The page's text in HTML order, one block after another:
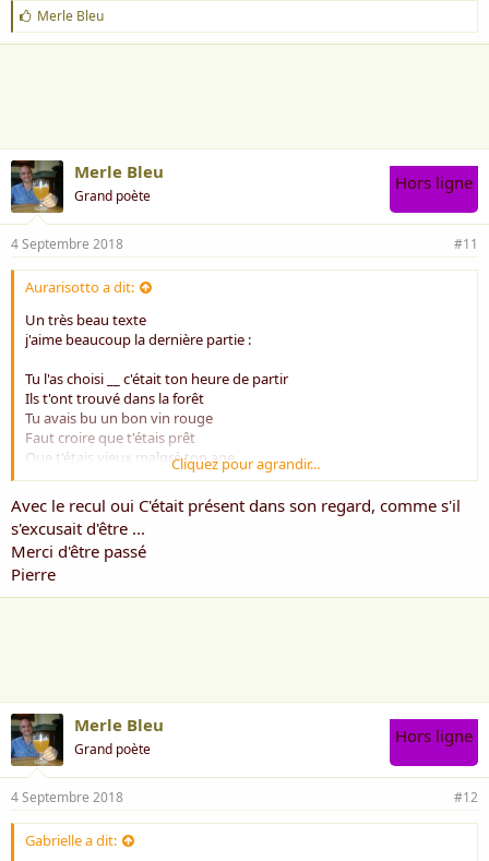
Il y a des gens qui savent déjà qu'ils sont partis
J
'
a
Merle Bleu
Merle Bleu
Grand poète
Hors ligne
4 Septembre 2018 #11
Aurarisotto a dit:
Un très beau texte
j'aime beaucoup la dernière partie :
Tu l'as choisi __ c'était ton heure de partir
Ils t'ont trouvé dans la forêt
Tu avais bu un bon vin rouge
Faut croire que t'étais prêt
Que t'étais vieux malgré ton age
De tout le poids de tes fardeaux
C'était trop tôt !
Toi mon voisin __ mon fils __ mon frère
Toi mon ami
Je t'aime
Je pleure
Cliquez pour agrandir...
Avec le recul oui C'était présent dans son regard, comme s'il
s'excusait d'être ...
Merci d'être passé
Pierre
Merle Bleu
Grand poète
Hors ligne
4 Septembre 2018 #12
Gabrielle a dit: